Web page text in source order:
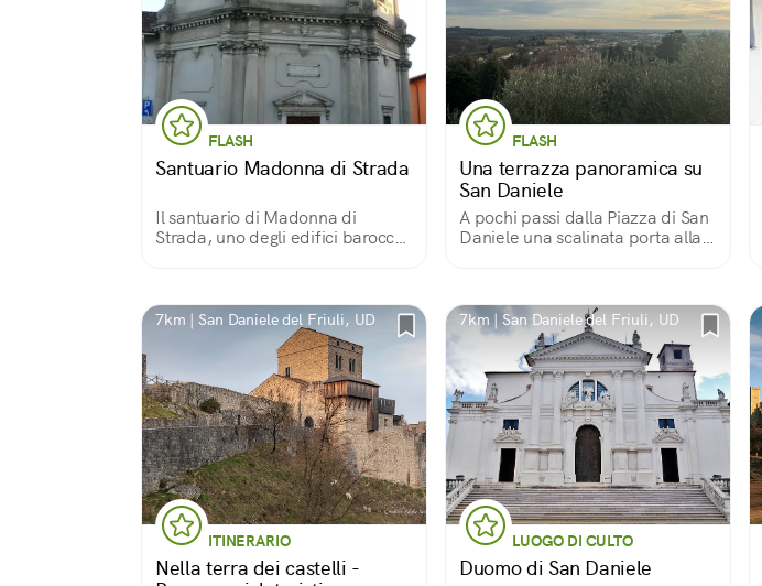
FLASH
Santuario Madonna di Strada
Il santuario di Madonna di
Strada, uno degli edifici barocchi
1506 di Pellegrino da San Daniele
FLASH
Una terrazza panoramica su
San Daniele
A pochi passi dalla Piazza di San
Daniele una scalinata porta alla
7km | San Daniele del Friuli, UD
ITINERARIO
Nella terra dei castelli -
7km | San Daniele del Friuli, UD
LUOGO DI CULTO
Duomo di San Daniele